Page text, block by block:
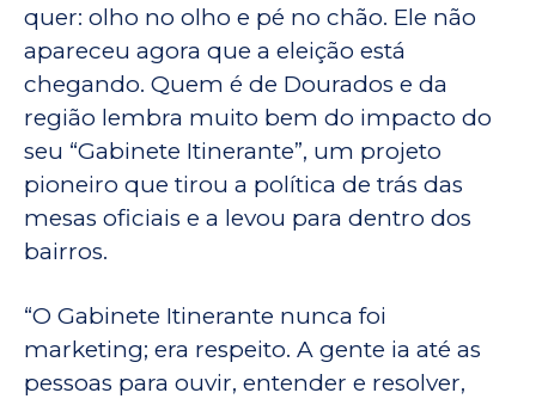
quer: olho no olho e pé no chão. Ele não
apareceu agora que a eleição está
chegando. Quem é de Dourados e da
região lembra muito bem do impacto do
seu “Gabinete Itinerante”, um projeto
pioneiro que tirou a política de trás das
mesas oficiais e a levou para dentro dos
bairros.
“O Gabinete Itinerante nunca foi
marketing; era respeito. A gente ia até as
pessoas para ouvir, entender e resolver,